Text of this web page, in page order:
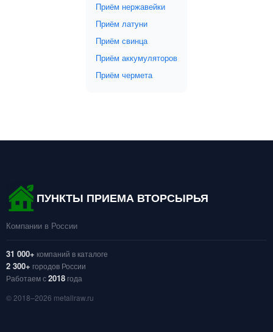
Приём нержавейки
Приём латуни
Приём свинца
Приём аккумуляторов
Приём чермета
ПУНКТЫ ПРИЕМА ВТОРСЫРЬЯ
Компании в России
31 000+ компаний в каталоге
2 300+ городов России
Работаем с2018 года
© 2018–2026 metallraw.ru